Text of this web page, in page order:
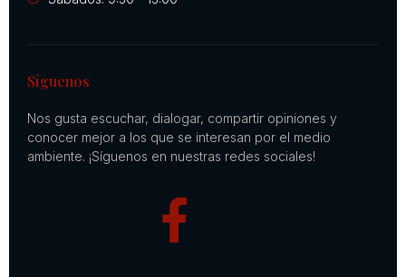
Síguenos
Nos gusta escuchar, dialogar, compartir opiniones y
conocer mejor a los que se interesan por el medio
ambiente. ¡Síguenos en nuestras redes sociales!